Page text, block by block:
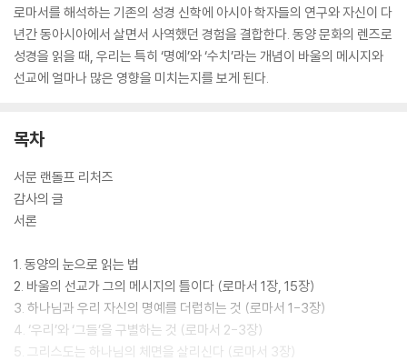
로마서를 해석하는 기존의 성경 신학에 아시아 학자들의 연구와 자신이 다
년간 동아시아에서 살면서 사역했던 경험을 결합한다. 동양 문화의 렌즈로
성경을 읽을 때, 우리는 특히 ‘명예’와 ‘수치’라는 개념이 바울의 메시지와
선교에 얼마나 많은 영향을 미치는지를 보게 된다.
목차
서문 랜돌프 리처즈
감사의 글
서론
1. 동양의 눈으로 읽는 법
2. 바울의 선교가 그의 메시지의 틀이다 (로마서 1장, 15장)
3. 하나님과 우리 자신의 명예를 더럽히는 것 (로마서 1-3장)
4. ‘우리’와 ‘그들’을 구별하는 것 (로마서 2-3장)
5. 그리스도는 하나님의 체면을 살리신다 (로마서 3장)